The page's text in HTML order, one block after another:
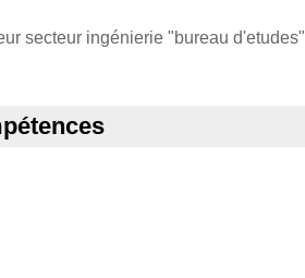
secteur ingénierie "bureau